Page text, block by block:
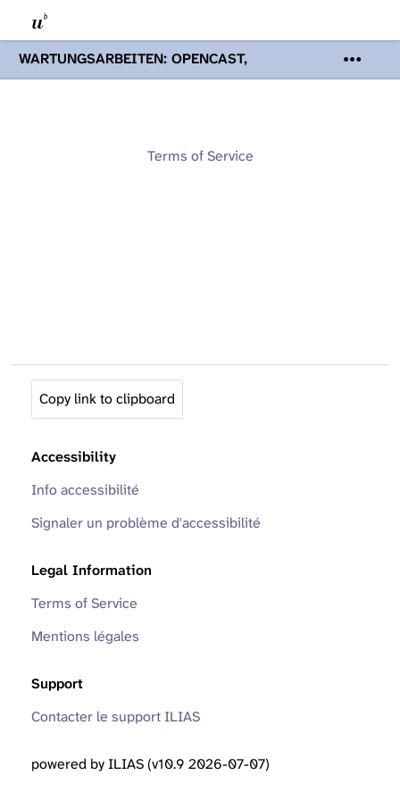
WARTUNGSARBEITEN: OPENCAST,
PODCASTS & TOBIRA
Mi 19. August
Opencast-Videos und Tobira nicht zur
Terms of Service
Copy link to clipboard
Accessibility
Info accessibilité
Signaler un problème d'accessibilité
Legal Information
Terms of Service
Mentions légales
Support
Contacter le support ILIAS
powered by ILIAS (v10.9 2026-07-07)